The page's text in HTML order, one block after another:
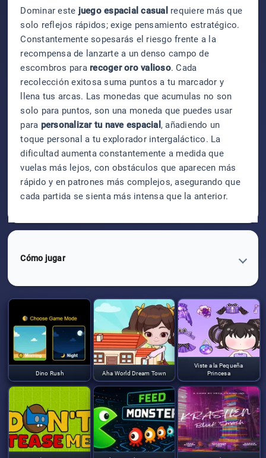
Dominar este juego espacial casual requiere más que
solo reflejos rápidos; exige pensamiento estratégico.
Constantemente sopesarás el riesgo frente a la
recompensa de lanzarte a un denso campo de
escombros para recoger oro valioso. Cada
recolección exitosa suma puntos a tu marcador y
llena tus arcas. Las monedas que acumulas no son
solo para puntos, son una moneda que puedes usar
para personalizar tu nave espacial , añadiendo un
toque personal a tu explorador intergaláctico. La
dificultad aumenta constantemente a medida que
vuelas más lejos, con obstáculos que aparecen más
rápido y en patrones más complejos, asegurando que
cada partida se sienta más intensa que la anterior.
Cómo jugar
Dino Rush Aha World Dream Town
Viste a la Pequeña
Princesa